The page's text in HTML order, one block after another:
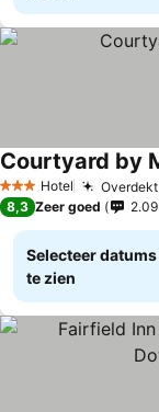
3 SterrenHotel
Courtyard by
8,3 Zeer goed
Selecteer
te zien